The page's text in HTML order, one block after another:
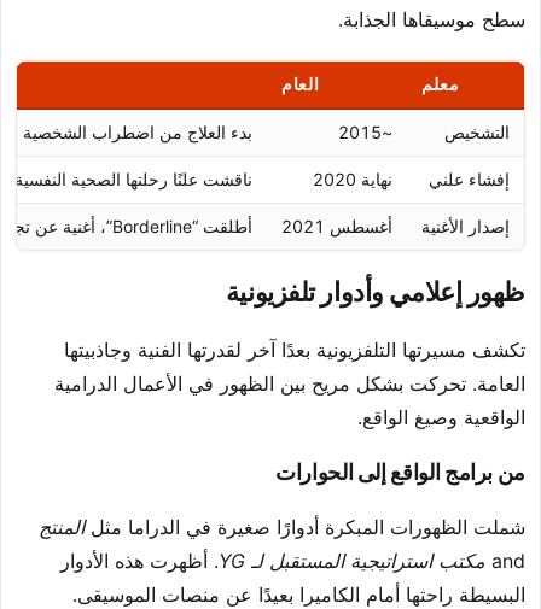
سطح موسيقاها الجذابة.
معلم العام
التشخيص ~2015 بدء العلاج من اضطراب الشخصية
إفشاء علني نهاية 2020 ناقشت علنًا رحلتها الصحية النفسية
إصدار الأغنية أغسطس 2021 أطلقت “Borderline”، أغنية عن تجربتها
ظهور إعلامي وأدوار تلفزيونية
تكشف مسيرتها التلفزيونية بعدًا آخر لقدرتها الفنية وجاذبيتها
العامة. تحركت بشكل مريح بين الظهور في الأعمال الدرامية
الواقعية وصيغ الواقع.
من برامج الواقع إلى الحوارات
شملت الظهورات المبكرة أدوارًا صغيرة في الدراما مثلالمنتج
and مكتب استراتيجية المستقبل لـ YG
. أظهرت هذه الأدوار
البسيطة راحتها أمام الكاميرا بعيدًا عن منصات الموسيقى.